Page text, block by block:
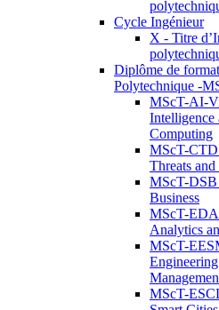
Cycle Ingénieur
X - Titre
Diplôme de
Polytechnique -
MScT-AI-
Intelligence
Computing
MScT-
Threats and
MScT-DSB
Business
MScT-
Analytics
MScT-
MScT-